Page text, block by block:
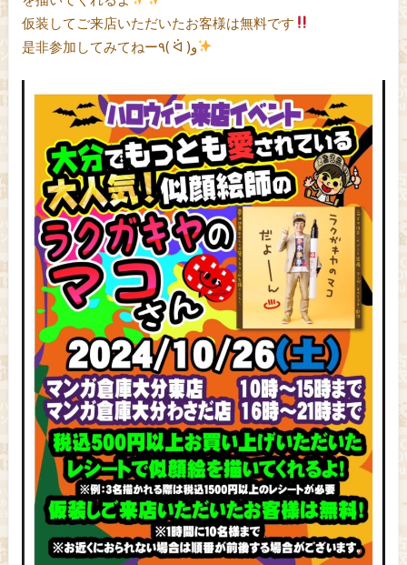
仮装してご来店いただいたお客様は無料です
是非参加してみてねー٩( ᐛ )و